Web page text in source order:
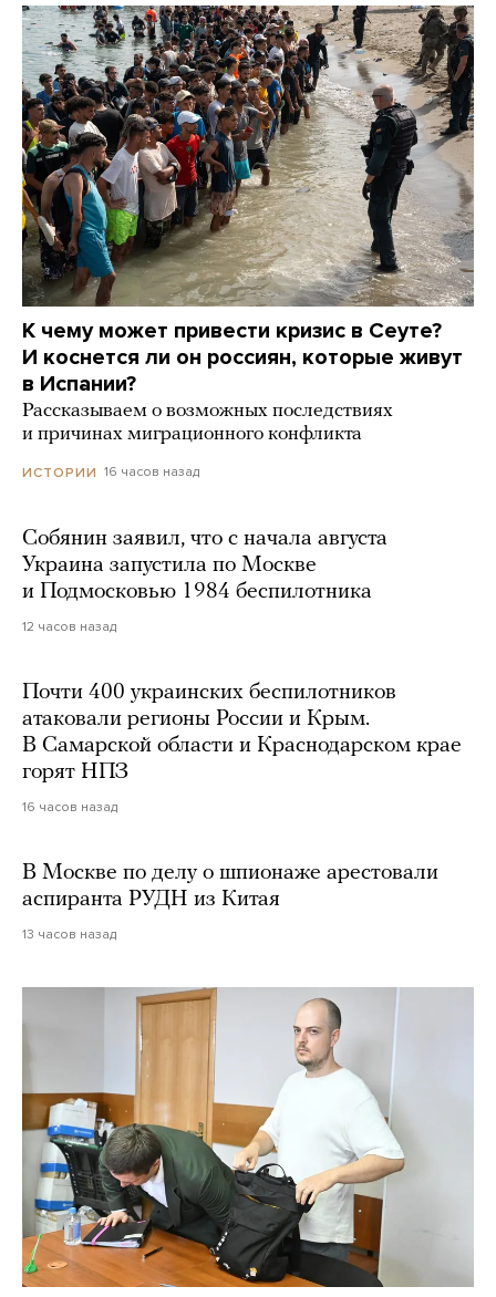
К чему может привести кризис в Сеуте?
И коснется ли он россиян, которые живут
в Испании?
Рассказываем о возможных последствиях
и причинах миграционного конфликта
ИСТОРИИ 16 часов назад
Собянин заявил, что с начала августа
Украина запустила по Москве
и Подмосковью 1984 беспилотника
12 часов назад
Почти 400 украинских беспилотников
атаковали регионы России и Крым.
В Самарской области и Краснодарском крае
горят НПЗ
16 часов назад
В Москве по делу о шпионаже арестовали
аспиранта РУДН из Китая
13 часов назад